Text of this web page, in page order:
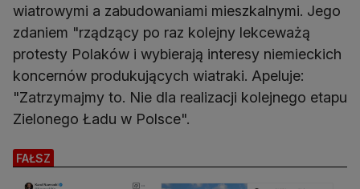
wiatrowymi a zabudowaniami mieszkalnymi. Jego
zdaniem "rządzący po raz kolejny lekceważą
protesty Polaków i wybierają interesy niemieckich
koncernów produkujących wiatraki. Apeluje:
"Zatrzymajmy to. Nie dla realizacji kolejnego etapu
Zielonego Ładu w Polsce".
FAŁSZ